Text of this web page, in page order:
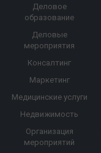
Деловое
образование
Деловые
мероприятия
Консалтинг
Маркетинг
Медицинские услуги
Недвижимость
Организация
мероприятий